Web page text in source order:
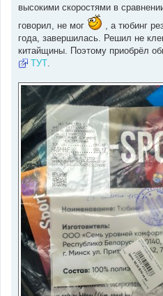
высокими скоростями в
говорил, не мог
, а тюбинг
года, завершилась. Решил не
китайщины. Поэтому приобрёл
ТУТ